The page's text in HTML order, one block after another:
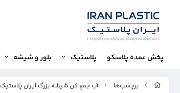
پخش عمده پلاسکو پلاستیک بلور و شیشه
برچسب‌ها آب جمع کن شیشه بزرگ ایران پلاستیک